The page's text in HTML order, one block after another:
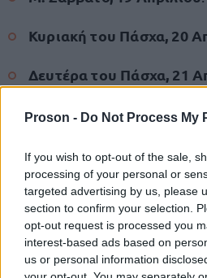
Proson - Do Not Process My
If you wish to opt-out of the sale,
processing of your personal or
targeted advertising by us, please
section to confirm your selection.
opt-out request is processed you
interest-based ads based on
us or personal information
Κυριακή του Πάσχα, 20
Δευτέρα του Πάσχα, 21
ΑΣΕΠ: Πιστοποίηση
μόνο 2 ημέρες στα